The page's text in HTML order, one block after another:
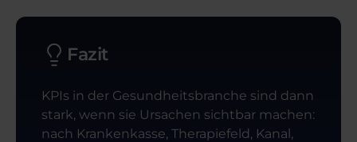
Fazit
KPIs in der Gesundheitsbranche sind dann
stark, wenn sie Ursachen sichtbar machen:
nach Krankenkasse, Therapiefeld, Kanal,